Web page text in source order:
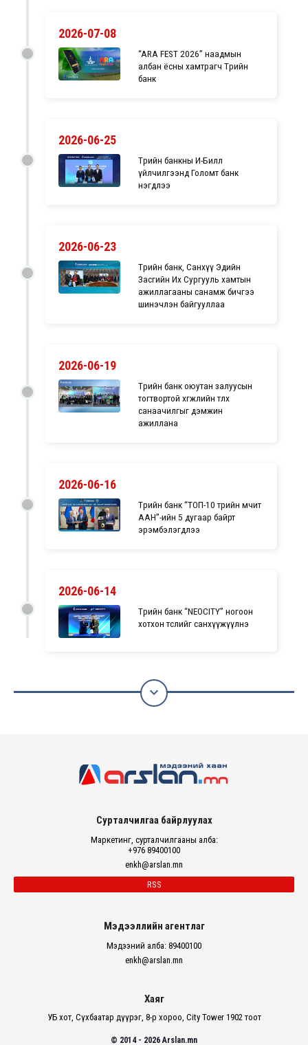
2026-07-08
“ARA FEST 2026” наадмын
албан ёсны хамтрагч Төрийн
банк
2026-06-25
Төрийн банкны И-Билл
үйлчилгээнд Голомт банк
нэгдлээ
2026-06-23
Төрийн банк, Санхүү Эдийн
Засгийн Их Сургууль хамтын
ажиллагааны санамж бичгээ
шинэчлэн байгууллаа
2026-06-19
Төрийн банк оюутан залуусын
тогтвортой хөгжлийн төлөөх
санаачилгыг дэмжин
ажиллана
2026-06-16
Төрийн банк “ТОП-10 төрийн өмчит
ААН”-ийн 5 дугаар байрт
эрэмбэлэгдлээ
2026-06-14
Төрийн банк “NEOCITY” ногоон
хотхон төслийг санхүүжүүлнэ

Сурталчилгаа байрлуулах
Маркетинг, сурталчилгааны алба:
+976 89400100
enkh@arslan.mn
RSS
Мэдээллийн агентлаг
Мэдээний алба: 89400100
enkh@arslan.mn
Хаяг
УБ хот, Сүхбаатар дүүрэг, 8-р хороо, City Tower 1902 тоот
© 2014 - 2026 Arslan.mn